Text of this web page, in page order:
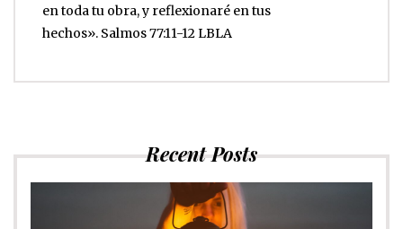
en toda tu obra, y reflexionaré en tus
Recent Posts